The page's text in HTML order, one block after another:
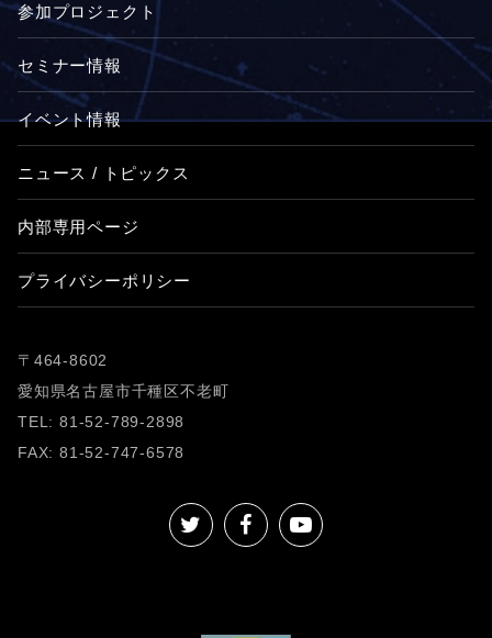
〒464-8602
愛知県名古屋市千種区不老町
TEL: 81-52-789-2898
FAX: 81-52-747-6578
参加プロジェクト
セミナー情報
イベント情報
ニュース / トピックス
内部専用ページ
プライバシーポリシー